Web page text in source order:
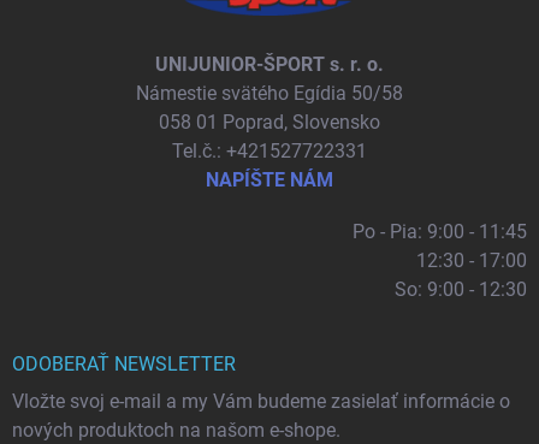
UNIJUNIOR-ŠPORT s. r. o.
Námestie svätého Egídia 50/58
058 01 Poprad, Slovensko
Tel.č.: +421527722331
NAPÍŠTE NÁM
Po - Pia: 9:00 - 11:45
12:30 - 17:00
So: 9:00 - 12:30
ODOBERAŤ NEWSLETTER
Vložte svoj e-mail a my Vám budeme zasielať informácie o
nových produktoch na našom e-shope.